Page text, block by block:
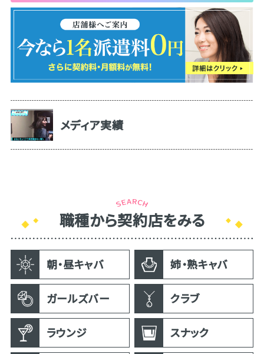
メディア実績
職種から契約店をみる
朝・昼キャバ 姉・熟キャバ
ガールズバー クラブ
ラウンジ スナック